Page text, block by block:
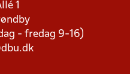
1
- fredag 9-16)